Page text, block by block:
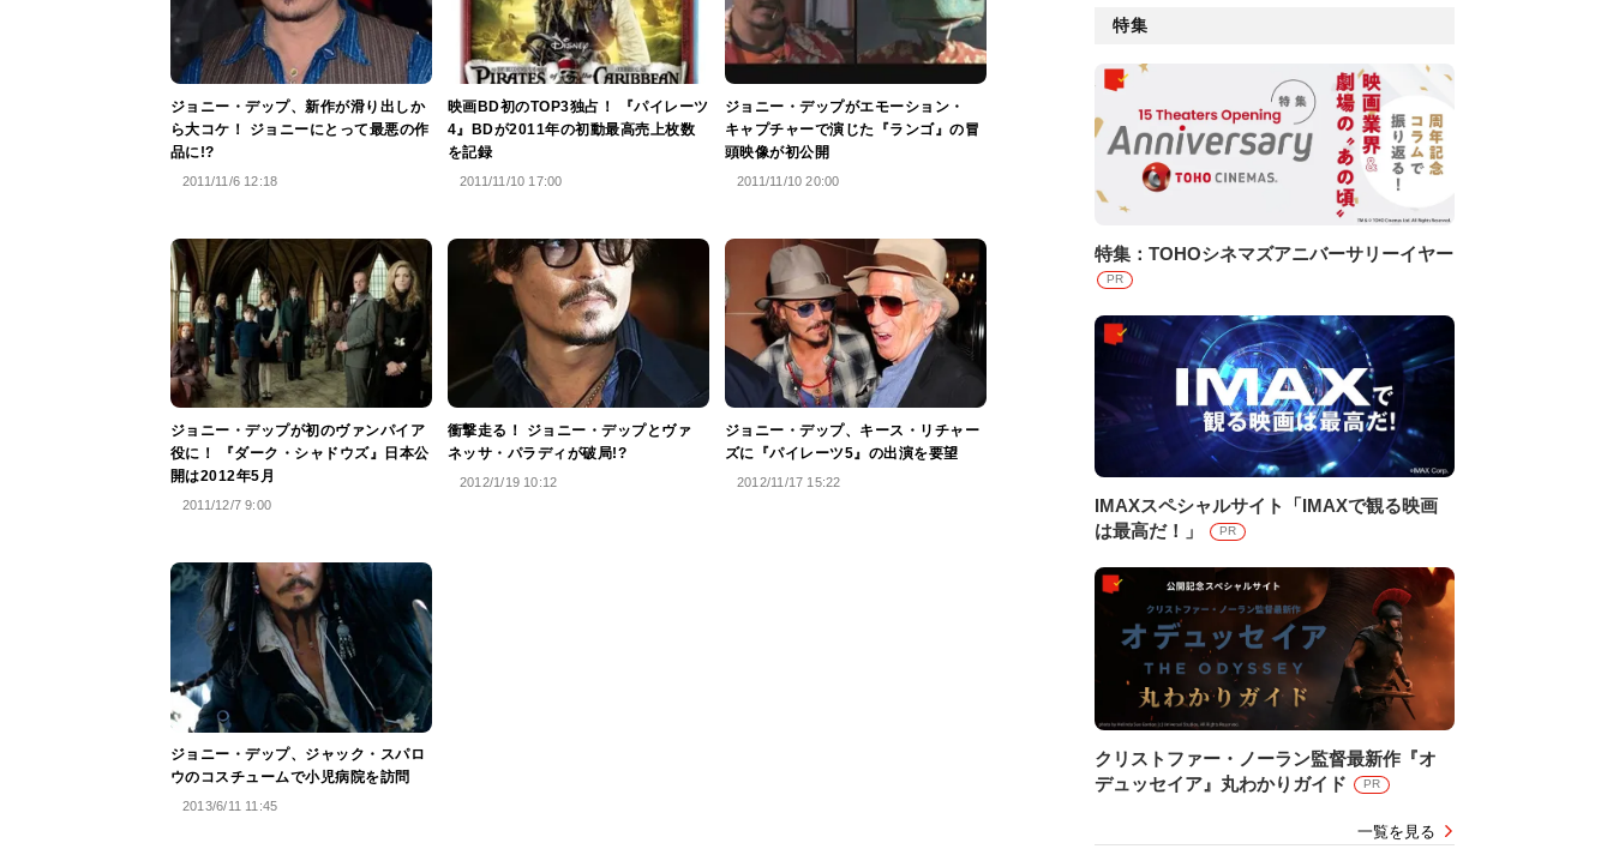
ジョニー・デップ、新作が滑り出しか
ら大コケ！ ジョニーにとって最悪の作
品に!?
2011/11/6 12:18
映画BD初のTOP3独占！ 『パイレーツ
4』BDが2011年の初動最高売上枚数
を記録
2011/11/10 17:00
ジョニー・デップがエモーション・
キャプチャーで演じた『ランゴ』の冒
頭映像が初公開
2011/11/10 20:00
ジョニー・デップが初のヴァンパイア
役に！ 『ダーク・シャドウズ』日本公
開は2012年5月
2011/12/7 9:00
衝撃走る！ ジョニー・デップとヴァ
ネッサ・パラディが破局!?
2012/1/19 10:12
ジョニー・デップ、キース・リチャー
ズに『パイレーツ5』の出演を要望
2012/11/17 15:22
ジョニー・デップ、ジャック・スパロ
ウのコスチュームで小児病院を訪問
2013/6/11 11:45
特集
特集：TOHOシネマズアニバーサリーイヤー
PR
IMAXスペシャルサイト「IMAXで観る映画
は最高だ！」
PR
クリストファー・ノーラン監督最新作『オ
デュッセイア』丸わかりガイド
PR
一覧を見る